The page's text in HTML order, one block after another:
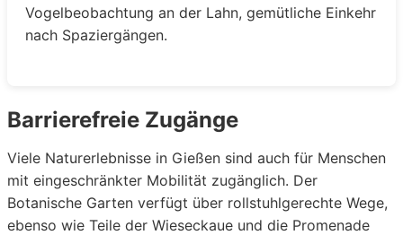
Vogelbeobachtung an der Lahn, gemütliche Einkehr
nach Spaziergängen.
Barrierefreie Zugänge
Viele Naturerlebnisse in Gießen sind auch für Menschen
mit eingeschränkter Mobilität zugänglich. Der
Botanische Garten verfügt über rollstuhlgerechte Wege,
ebenso wie Teile der Wieseckaue und die Promenade